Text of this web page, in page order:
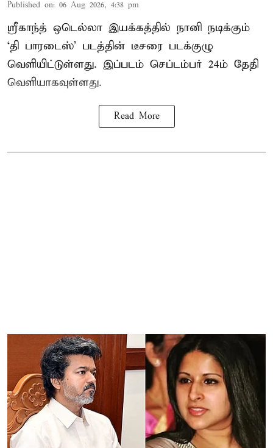
Published on: 06 Aug 2026, 4:38 pm
ஸ்ரீகாந்த் ஒடெல்லா இயக்கத்தில் நானி நடிக்கும்
‘தி பாரடைஸ்’ படத்தின் டீசரை படக்குழு
வெளியிட்டுள்ளது. இப்படம் செப்டம்பர் 24ம் தேதி
வெளியாகவுள்ளது.
Read More